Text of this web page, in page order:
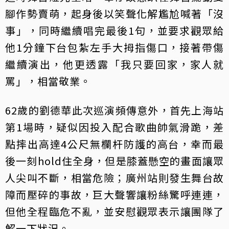
腳作勢賣萌，起身後以笑聲化解尷尬喊著「沒
事」，同時繼續唱完最後1句，並要求觀眾給
他1分鐘下台包紮左手大拇指傷口，接著帶傷
繼續演出，他更透露「我只要回家，家人就
罵」，相當敬業。
62歲的劉德華此次巡演頻傳意外，首先上海站
第1場時，疑似因投入配合歌曲帥氣滑跪，差
點摔出高達4公尺無欄杆防護的高台，幸而最
後一刻hold住全身，但是膝蓋懸空的畫面讓眾
人尖叫不斷，相當危險；廣州站則發生舞台故
障而壓碎的事故，巨大聲響讓粉絲驚呼連連，
但他全程臨危不亂，並安慰觀眾表示讓團隊了